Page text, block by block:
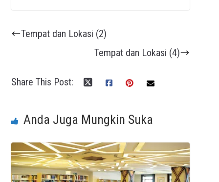
Tempat dan Lokasi (2)
Tempat dan Lokasi (4)
Share This Post:
Anda Juga Mungkin Suka